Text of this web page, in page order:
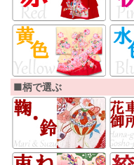
■柄で選ぶ